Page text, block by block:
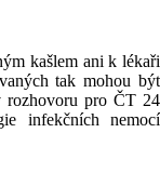
kašlem ani k lékaři
tak mohou být
rozhovoru pro ČT 24
infekčních nemocí